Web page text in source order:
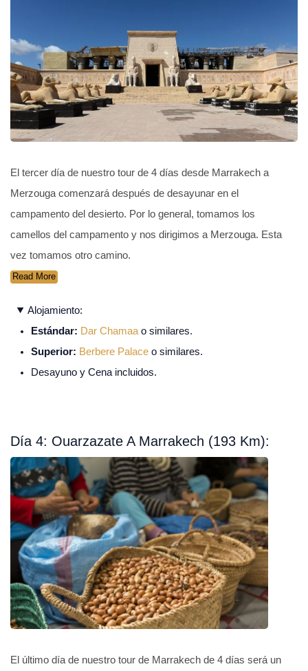
El tercer día de nuestro tour de 4 días desde Marrakech a
Merzouga comenzará después de desayunar en el
campamento del desierto. Por lo general, tomamos los
camellos del campamento y nos dirigimos a Merzouga. Esta
vez tomamos otro camino.
Read More
Alojamiento:
Estándar: Dar Chamaao similares.
Superior: Berbere Palaceo similares.
Desayuno y Cena incluidos.
Día 4: Ouarzazate A Marrakech (193 Km):
El último día de nuestro tour de Marrakech de 4 días será un